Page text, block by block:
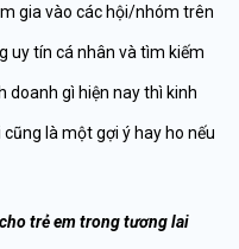
gia vào các hội/nhóm trên
uy tín cá nhân và tìm kiếm
doanh gì hiện nay thì kinh
là một gợi ý hay ho nếu
trẻ em trong tương lai